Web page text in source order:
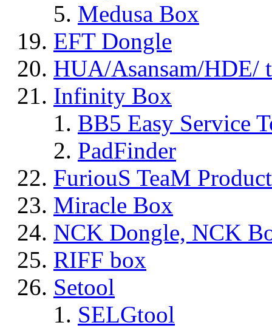
Medusa Box
EFT Dongle
HUA/Asansam/HDE/
Infinity Box
BB5 Easy Service
PadFinder
FuriouS TeaM
Miracle Box
NCK Dongle, NCK
RIFF box
Setool
SELGtool